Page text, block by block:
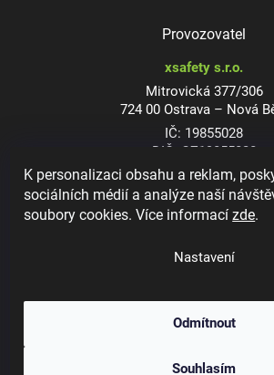
K personalizaci obsahu a reklam,
sociálních médií a analýze naší
soubory cookies. Více informacízde.
Nastavení
Odmítnout
Souhlasím
Provozovatel
xsafety s.r.o.
Mitrovická 377/306
724 00 Ostrava – Nová
IČ: 19855028
DIČ: CZ19855028
Dioptrické ochranné brýle
. Všechna práva